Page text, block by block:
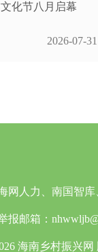
化节八月启幕
2026-07-
网人力、南国智
邮箱：
海南乡村振兴